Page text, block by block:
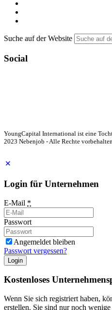
Suche auf der Website
Social
YoungCapital International ist eine
2023 Nebenjob - Alle Rechte
Login für Unternehmen
E-Mail *
Passwort
Angemeldet bleiben
Passwort vergessen?
Login
Kostenloses
Wenn Sie sich registriert haben,
erstellen. Sie sind nur noch